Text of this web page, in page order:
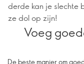
derde kan je slechte
ze dol op zijn!
Voeg
De beste manier om